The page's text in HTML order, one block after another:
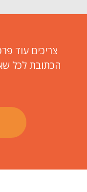
צריכים עוד
הכתובת לכל